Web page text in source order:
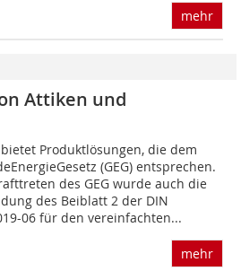
mehr
Attiken und
bietet Produktlösungen, die dem
(GEG) entsprechen.
des GEG wurde auch die
des Beiblatt 2 der DIN
06 für den vereinfachten...
mehr